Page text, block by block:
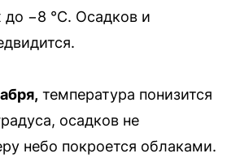
до −8 °C. Осадков и
температура понизится
осадков не
небо покроется облаками.